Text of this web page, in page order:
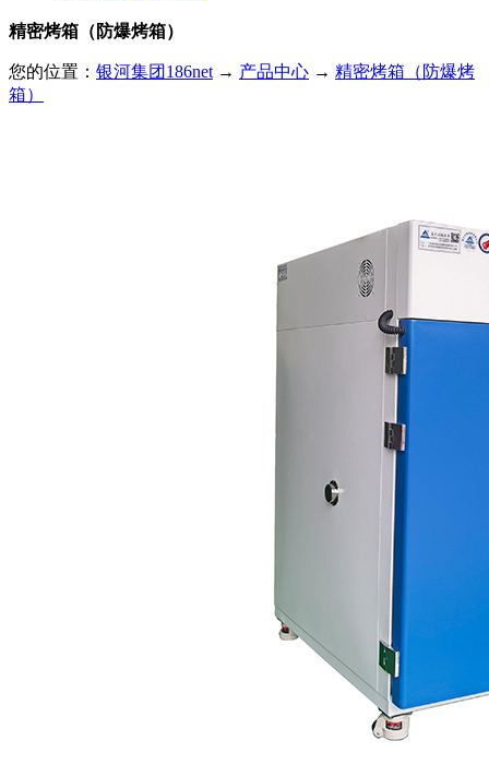
精密烤箱（防爆烤箱）
您的位置： 银河集团186net → 产品中心 → 精密烤箱（防爆烤
箱）